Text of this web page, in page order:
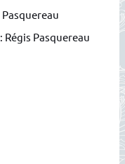
Régis Pasquereau